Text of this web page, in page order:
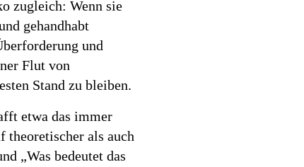
zugleich: Wenn sie
gehandhabt
und
Flut von
Stand zu bleiben.
etwa das immer
theoretischer als auch
„Was bedeutet das